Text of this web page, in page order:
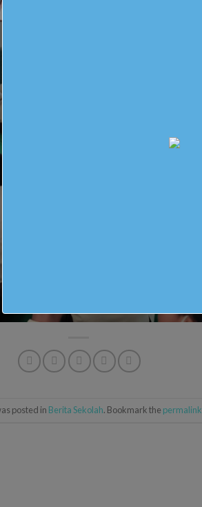
posted in Berita Sekolah. Bookmark the permalink